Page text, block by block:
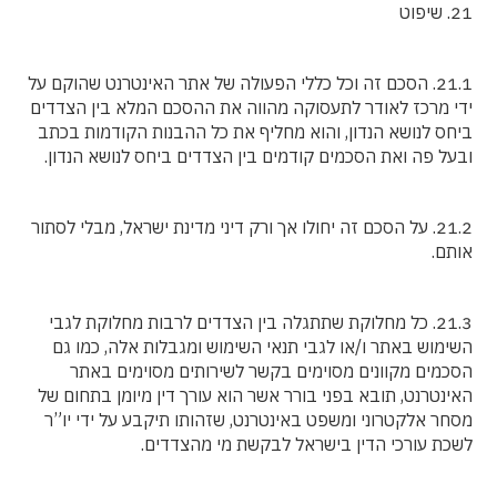
21. שיפוט
21.1. הסכם זה וכל כללי הפעולה של אתר האינטרנט שהוקם על
ידי מרכז לאודר לתעסוקה מהווה את ההסכם המלא בין הצדדים
ביחס לנושא הנדון, והוא מחליף את כל ההבנות הקודמות בכתב
ובעל פה ואת הסכמים קודמים בין הצדדים ביחס לנושא הנדון.
21.2. על הסכם זה יחולו אך ורק דיני מדינת ישראל, מבלי לסתור
אותם.
21.3. כל מחלוקת שתתגלה בין הצדדים לרבות מחלוקת לגבי
השימוש באתר ו/או לגבי תנאי השימוש ומגבלות אלה, כמו גם
הסכמים מקוונים מסוימים בקשר לשירותים מסוימים באתר
האינטרנט, תובא בפני בורר אשר הוא עורך דין מיומן בתחום של
מסחר אלקטרוני ומשפט באינטרנט, שזהותו תיקבע על ידי יו”ר
לשכת עורכי הדין בישראל לבקשת מי מהצדדים.